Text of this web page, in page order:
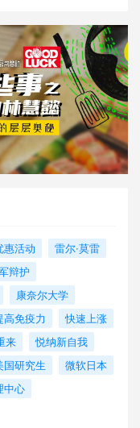
惠活动
雷尔·莫雷
辩护
康奈尔大学
高免疫力
快速上涨
来
悦纳新自我
国研究生
微软日本
中心